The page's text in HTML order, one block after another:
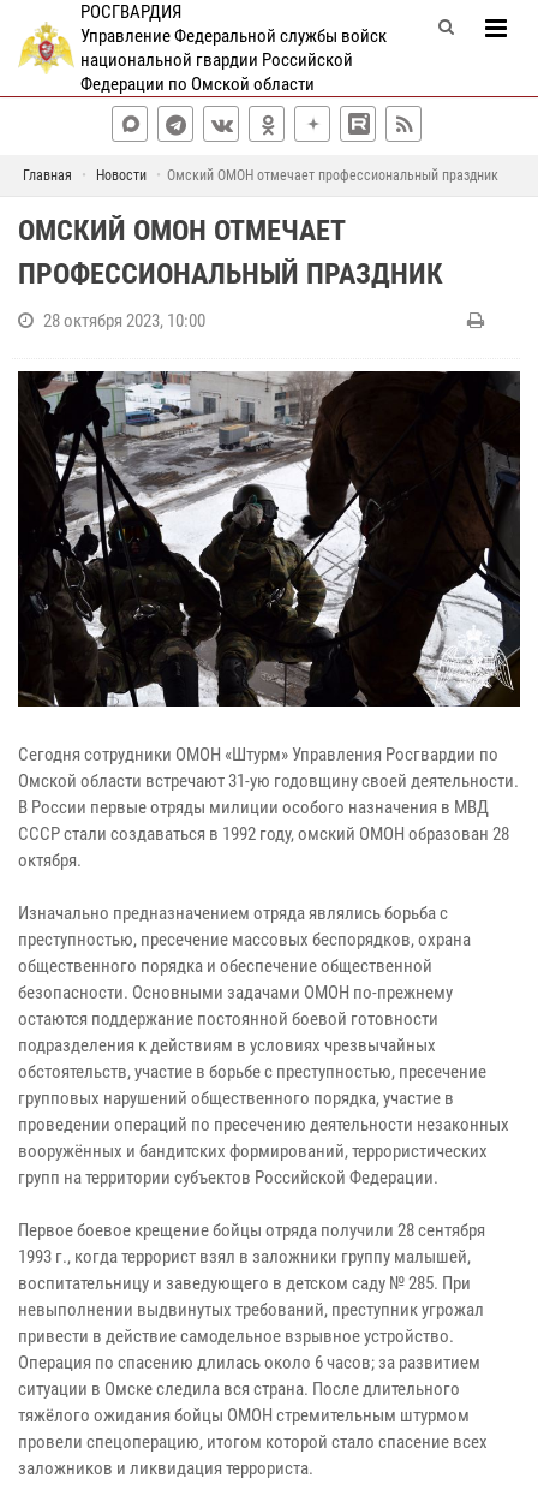
РОСГВАРДИЯ
Управление Федеральной службы войск
национальной гвардии Российской
Федерации по Омской области
Главная Новости Омский ОМОН отмечает профессиональный праздник
ОМСКИЙ ОМОН ОТМЕЧАЕТ
ПРОФЕССИОНАЛЬНЫЙ ПРАЗДНИК
28 октября 2023, 10:00
Сегодня сотрудники ОМОН «Штурм» Управления Росгвардии по
Омской области встречают 31-ую годовщину своей деятельности.
В России первые отряды милиции особого назначения в МВД
СССР стали создаваться в 1992 году, омский ОМОН образован 28
октября.
Изначально предназначением отряда являлись борьба с
преступностью, пресечение массовых беспорядков, охрана
общественного порядка и обеспечение общественной
безопасности. Основными задачами ОМОН по-прежнему
остаются поддержание постоянной боевой готовности
подразделения к действиям в условиях чрезвычайных
обстоятельств, участие в борьбе с преступностью, пресечение
групповых нарушений общественного порядка, участие в
проведении операций по пресечению деятельности незаконных
вооружённых и бандитских формирований, террористических
групп на территории субъектов Российской Федерации.
Первое боевое крещение бойцы отряда получили 28 сентября
1993 г., когда террорист взял в заложники группу малышей,
воспитательницу и заведующего в детском саду № 285. При
невыполнении выдвинутых требований, преступник угрожал
привести в действие самодельное взрывное устройство.
Операция по спасению длилась около 6 часов; за развитием
ситуации в Омске следила вся страна. После длительного
тяжёлого ожидания бойцы ОМОН стремительным штурмом
провели спецоперацию, итогом которой стало спасение всех
заложников и ликвидация террориста.